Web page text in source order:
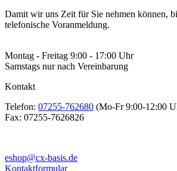
Damit wir uns Zeit für Sie nehmen können,
telefonische Voranmeldung.
Montag - Freitag 9:00 - 17:00 Uhr
Samstags nur nach Vereinbarung
Kontakt
Telefon: 07255-762680 (Mo-Fr 9:00-12:00
Fax: 07255-7626826
eshop@cx-basis.de
Kontaktformular